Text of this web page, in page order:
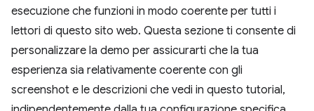
esecuzione che funzioni in modo coerente per tutti i
lettori di questo sito web. Questa sezione ti consente di
personalizzare la demo per assicurarti che la tua
esperienza sia relativamente coerente con gli
screenshot e le descrizioni che vedi in questo tutorial,